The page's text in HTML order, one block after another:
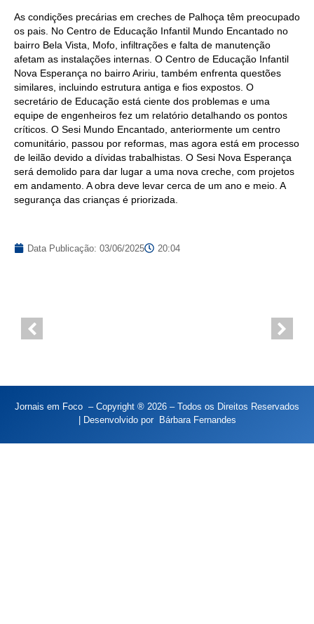
As condições precárias em creches de Palhoça têm preocupado
os pais. No Centro de Educação Infantil Mundo Encantado no
bairro Bela Vista, Mofo, infiltrações e falta de manutenção
afetam as instalações internas. O Centro de Educação Infantil
Nova Esperança no bairro Aririu, também enfrenta questões
similares, incluindo estrutura antiga e fios expostos. O
secretário de Educação está ciente dos problemas e uma
equipe de engenheiros fez um relatório detalhando os pontos
críticos. O Sesi Mundo Encantado, anteriormente um centro
comunitário, passou por reformas, mas agora está em processo
de leilão devido a dívidas trabalhistas. O Sesi Nova Esperança
será demolido para dar lugar a uma nova creche, com projetos
em andamento. A obra deve levar cerca de um ano e meio. A
segurança das crianças é priorizada.
Data Publicação: 03/06/2025 20:04
Jornais em Foco – Copyright ® 2026 – Todos os Direitos Reservados
| Desenvolvido por
Bárbara Fernandes